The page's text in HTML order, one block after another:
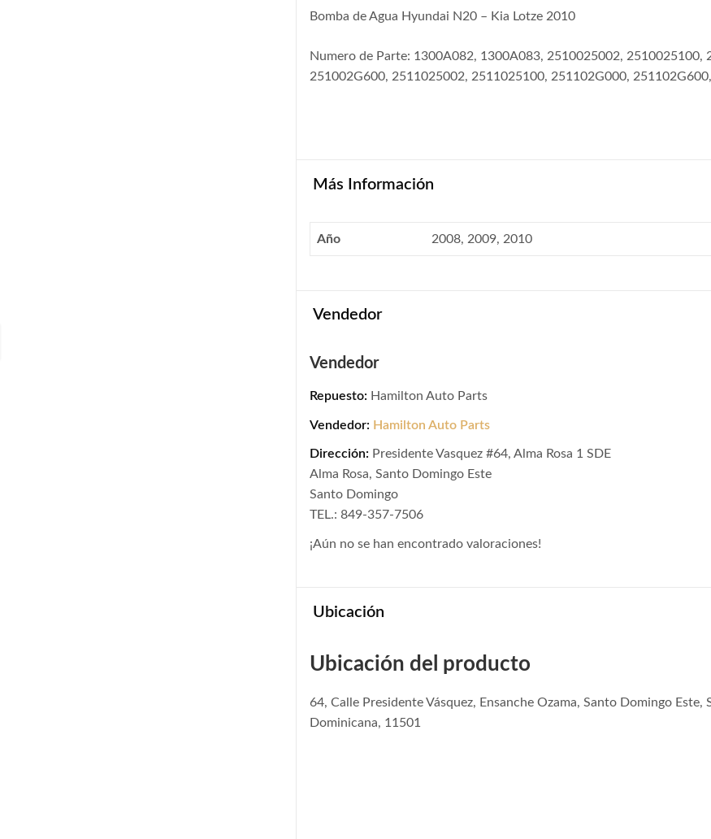
Bomba de Agua Hyundai N20 – Kia Lotze 2010
Numero de Parte: 1300A082, 1300A083, 2510025002,
251002G600, 2511025002, 2511025100, 251102G000,
Más Información
Año 2008, 2009, 2010
Vendedor
Vendedor
Repuesto: Hamilton Auto Parts
Vendedor: Hamilton Auto Parts
Dirección: Presidente Vasquez #64, Alma Rosa 1 SDE
Alma Rosa, Santo Domingo Este
Santo Domingo
TEL.: 849-357-7506
¡Aún no se han encontrado valoraciones!
Ubicación
Ubicación del producto
64, Calle Presidente Vásquez, Ensanche Ozama, Santo Domingo
Dominicana, 11501